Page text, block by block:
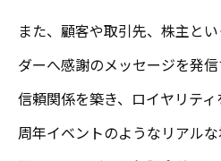
また、顧客や取引先、株主と
ダーへ感謝のメッセージを発
信頼関係を築き、ロイヤリティ
周年イベントのようなリアル